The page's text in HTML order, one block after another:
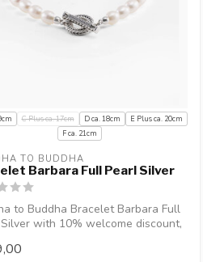
C Plus ca. 17cm D ca. 18cm
E Plus ca. 20cm
F ca. 21cm
TO BUDDHA
Barbara Full Pearl Silver
to Buddha Bracelet Barbara Full
with 10% welcome discount,